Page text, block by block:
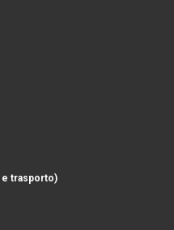
e trasporto)